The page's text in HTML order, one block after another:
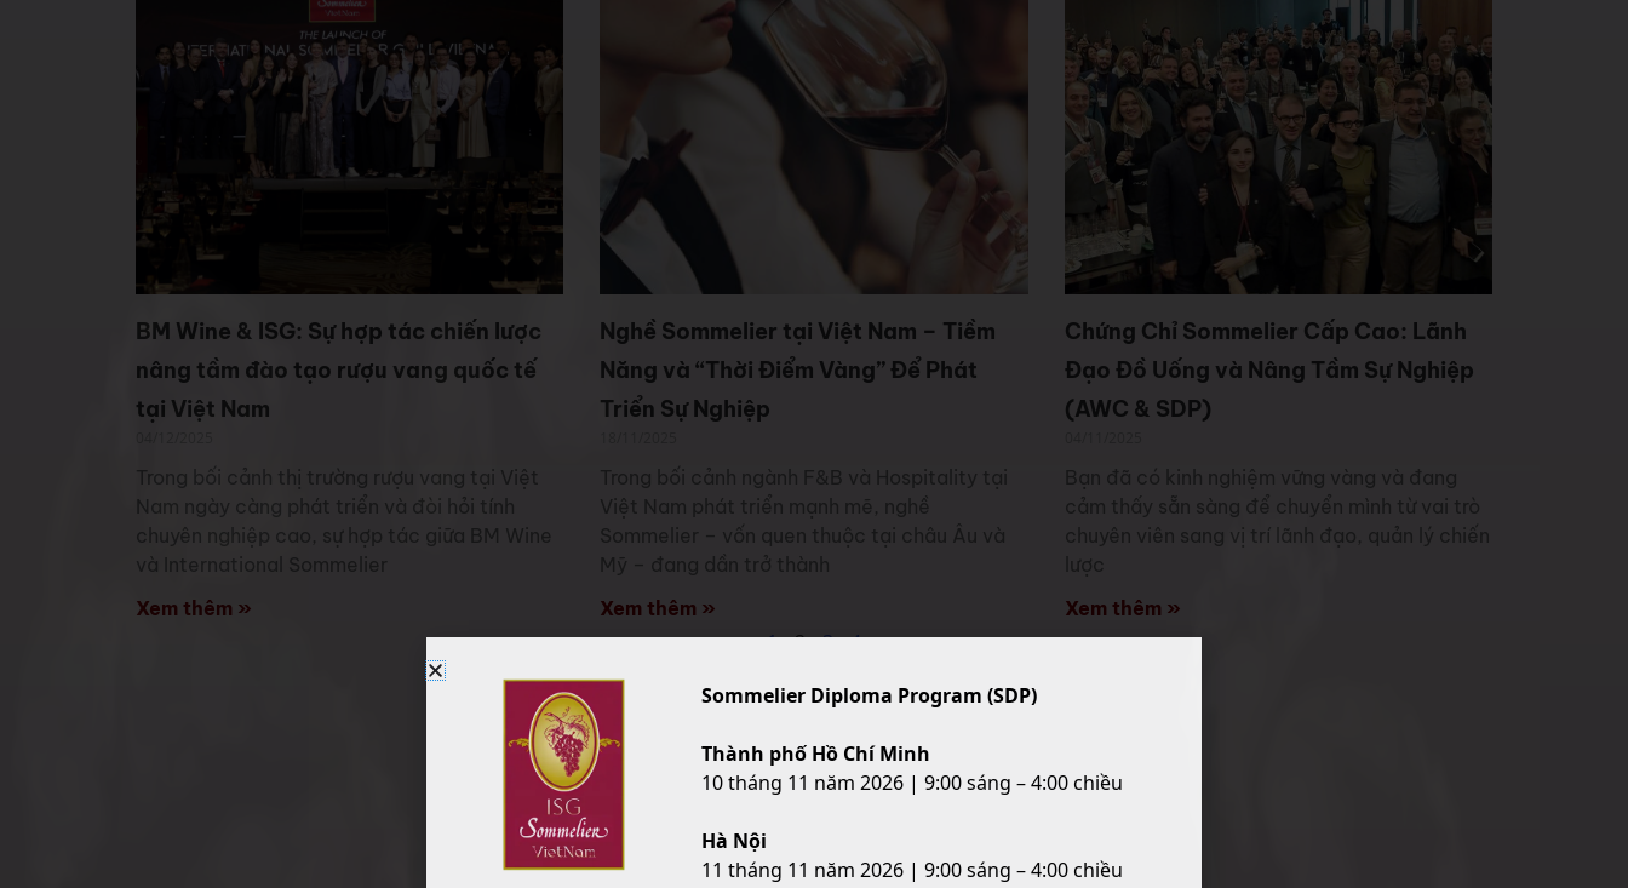
BM Wine & ISG: Sự hợp tác chiến lược
nâng tầm đào tạo rượu vang quốc tế
tại Việt Nam
Trong bối cảnh thị trường rượu vang tại Việt
Nam ngày càng phát triển và đòi hỏi tính
chuyên nghiệp cao, sự hợp tác giữa BM Wine
và International Sommelier
Xem thêm »
Nghề Sommelier tại Việt Nam – Tiềm
Năng và “Thời Điểm Vàng” Để Phát
Triển Sự Nghiệp
Trong bối cảnh ngành F&B và Hospitality tại
Việt Nam phát triển mạnh mẽ, nghề
Sommelier – vốn quen thuộc tại châu Âu và
Mỹ – đang dần trở thành
Xem thêm »
Chứng Chỉ Sommelier Cấp Cao: Lãnh
Đạo Đồ Uống và Nâng Tầm Sự Nghiệp
(AWC & SDP)
Bạn đã có kinh nghiệm vững vàng và đang
cảm thấy sẵn sàng để chuyển mình từ vai trò
chuyên viên sang vị trí lãnh đạo, quản lý chiến
lược
Xem thêm »
1 2 3 4
Sommelier Diploma Program (SDP)
Thành phố Hồ Chí Minh
10 tháng 11 năm 2026 | 9:00 sáng – 4:00 chiều
Hà Nội
11 tháng 11 năm 2026 | 9:00 sáng – 4:00 chiều